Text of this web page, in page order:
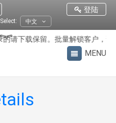
登陆
中文
下载保留。批量解锁客户，请